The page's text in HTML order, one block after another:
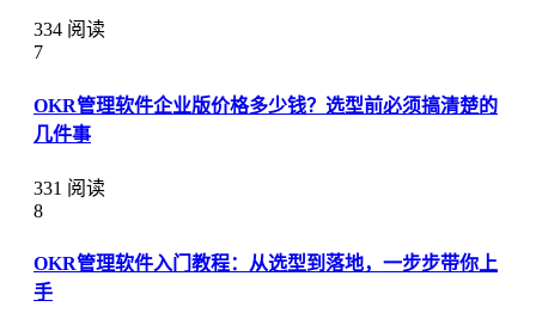
334 阅读
7
OKR管理软件企业版价格多少钱？选型前必须搞清楚的
几件事
331 阅读
8
OKR管理软件入门教程：从选型到落地，一步步带你上
手